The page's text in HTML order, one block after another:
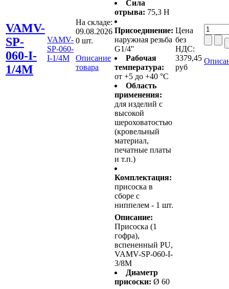
VAMV-
SP-
060-I-
1/4M
VAMV-
SP-060-
I-1/4M
На складе:
09.08.2026
0 шт.
Описание
товара
Сила
отрыва: 75,3 Н
Присоединение:
наружная резьба
G1/4''
Рабочая
температура:
от +5 до +40 °C
Область
применения:
для изделий с
высокой
шероховатостью
(кровельный
материал,
печатные платы
и т.п.)
Комплектация:
присоска в
сборе с
ниппелем - 1 шт.
Цена
без
НДС:
3379,45
руб
Описание:
Присоска (1
гофра),
вспененный PU,
VAMV-SP-060-I-
3/8M
Диаметр
присоски: Ø 60